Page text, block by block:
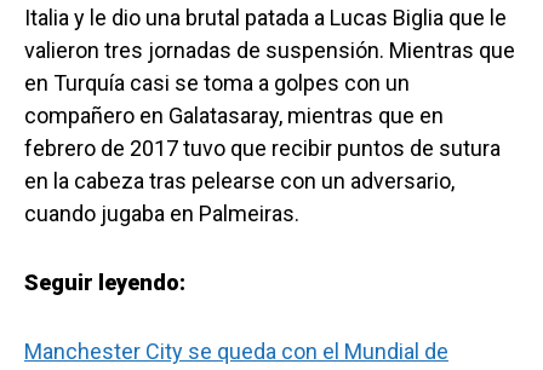
Italia y le dio una brutal patada a Lucas Biglia que le
valieron tres jornadas de suspensión. Mientras que
en Turquía casi se toma a golpes con un
compañero en Galatasaray, mientras que en
febrero de 2017 tuvo que recibir puntos de sutura
en la cabeza tras pelearse con un adversario,
cuando jugaba en Palmeiras.
Seguir leyendo:
Manchester City se queda con el Mundial de